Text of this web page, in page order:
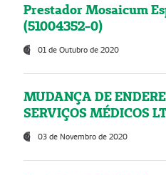
Prestador Mosaicum
(51004352-0)
01 de Outubro de 2020
MUDANÇA DE
SERVIÇOS MÉDICOS
03 de Novembro de 2020